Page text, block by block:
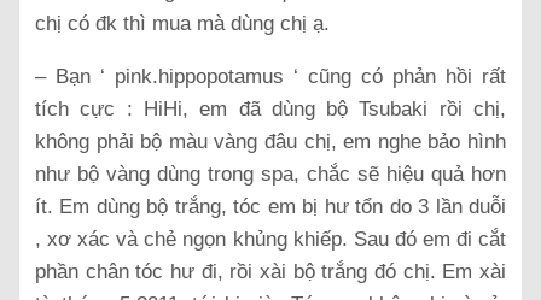
chị có đk thì mua mà dùng chị ạ.
– Bạn ‘ pink.hippopotamus ‘ cũng có phản hồi rất
tích cực : HiHi, em đã dùng bộ Tsubaki rồi chị,
không phải bộ màu vàng đâu chị, em nghe bảo hình
như bộ vàng dùng trong spa, chắc sẽ hiệu quả hơn
ít. Em dùng bộ trắng, tóc em bị hư tổn do 3 lần duỗi
, xơ xác và chẻ ngọn khủng khiếp. Sau đó em đi cắt
phần chân tóc hư đi, rồi xài bộ trắng đó chị. Em xài